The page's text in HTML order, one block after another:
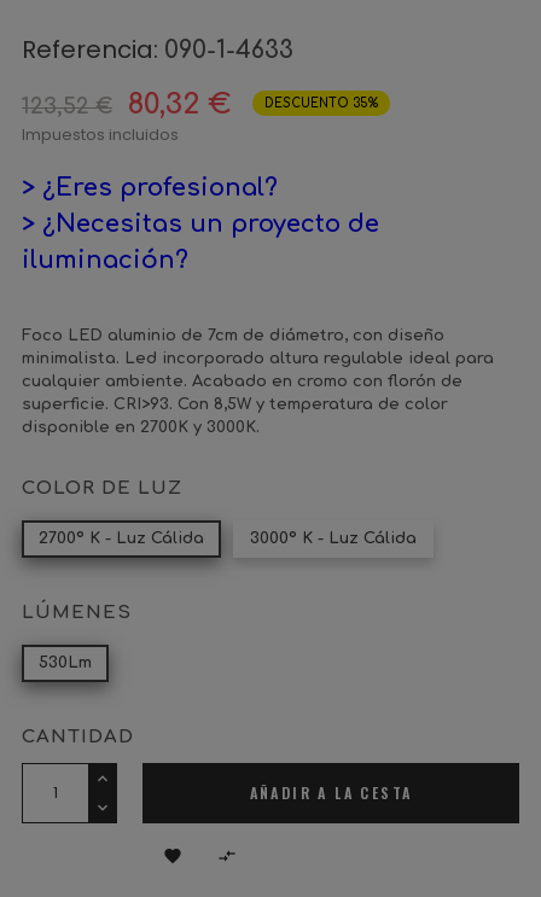
Referencia: 090-1-4633
123,52 € 80,32 € DESCUENTO 35%
Impuestos incluidos
> ¿Eres profesional?
> ¿Necesitas un proyecto de
iluminación?
Foco LED aluminio de 7cm de diámetro, con diseño
minimalista. Led incorporado altura regulable ideal para
cualquier ambiente. Acabado en cromo con florón de
superficie. CRI>93. Con 8,5W y temperatura de color
disponible en 2700K y 3000K.
COLOR DE LUZ
2700º K - Luz Cálida 3000º K - Luz Cálida
LÚMENES
530Lm
CANTIDAD
AÑADIR A LA CESTA
 